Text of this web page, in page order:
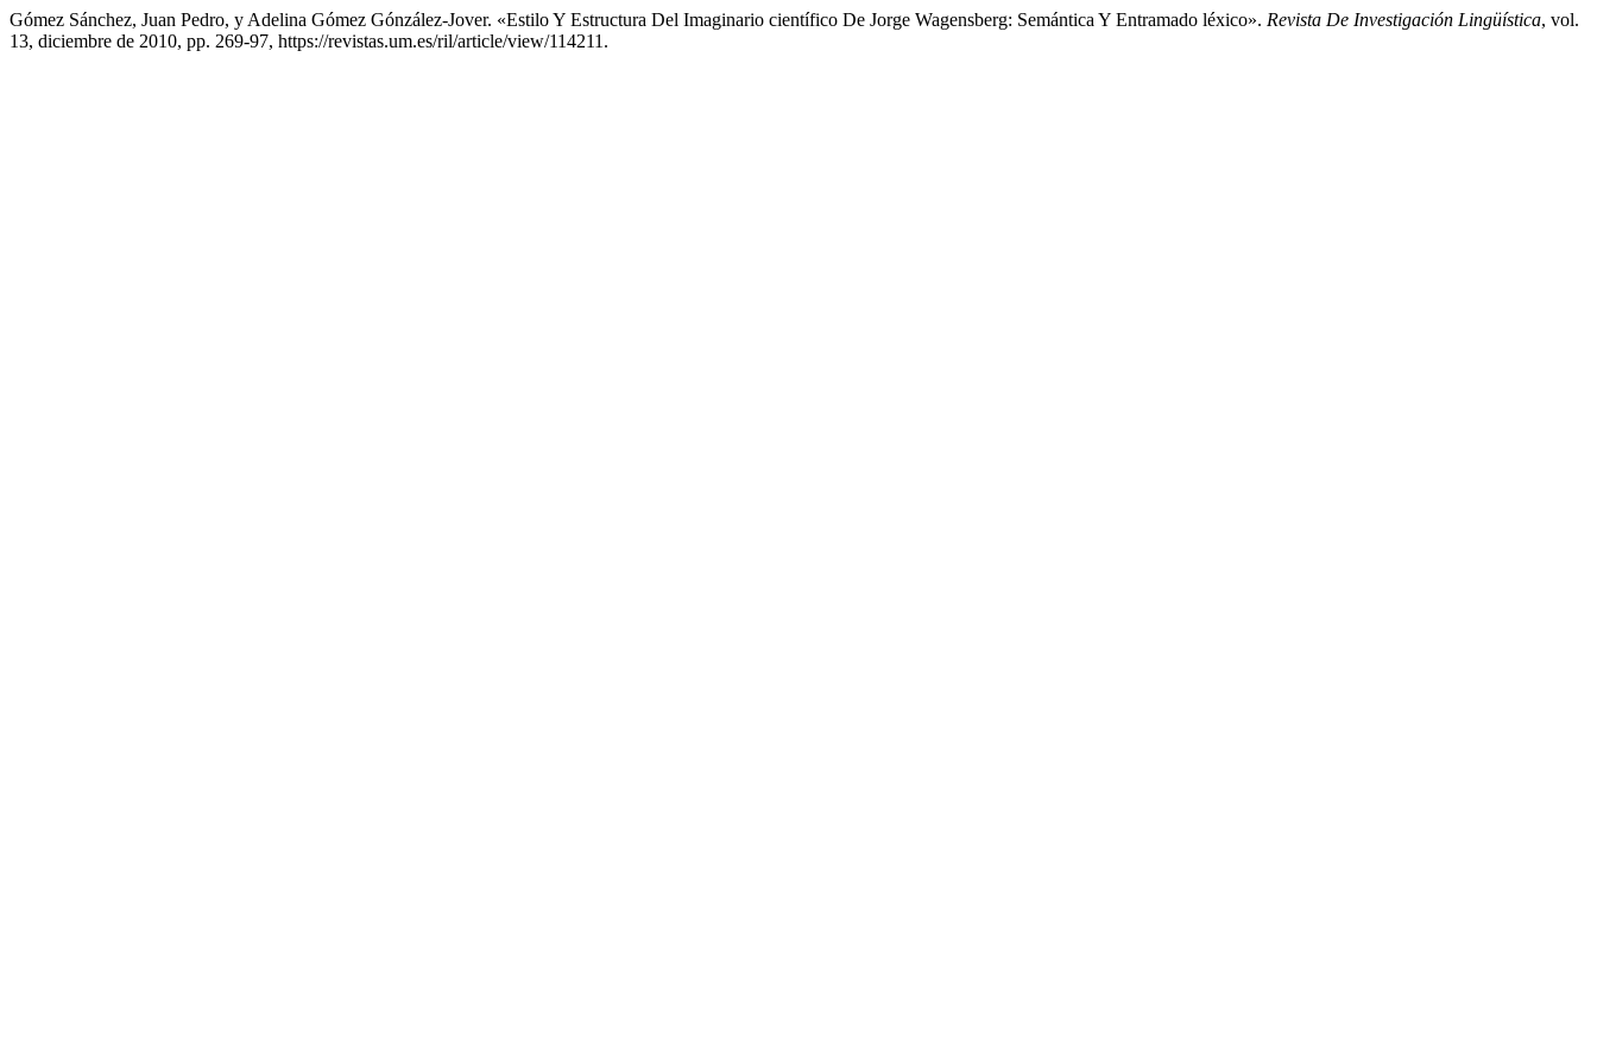
Gómez Sánchez, Juan Pedro, y Adelina Gómez Gónzález-Jover. «Estilo Y Estructura Del Imaginario científico De Jorge Wagensberg: Semántica Y Entramado léxico». Revista De Investigación Lingüística, vol.
13, diciembre de 2010, pp. 269-97, https://revistas.um.es/ril/article/view/114211.